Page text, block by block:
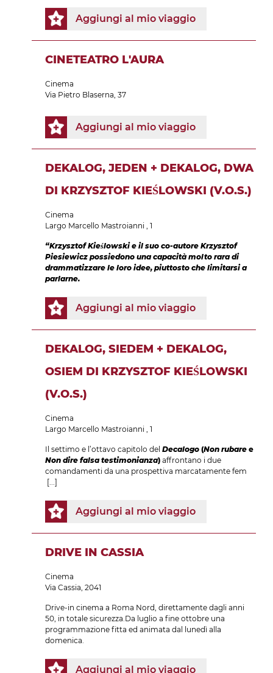
Aggiungi al mio viaggio
CINETEATRO L'AURA
Cinema
Via Pietro Blaserna, 37
Aggiungi al mio viaggio
DEKALOG, JEDEN + DEKALOG, DWA
DI KRZYSZTOF KIEŚLOWSKI (V.O.S.)
Cinema
Largo Marcello Mastroianni , 1
“Krzysztof Kieślowski e il suo co-autore Krzysztof
Piesiewicz possiedono una capacità molto rara di
drammatizzare le loro idee, piuttosto che limitarsi a
parlarne.
Aggiungi al mio viaggio
DEKALOG, SIEDEM + DEKALOG,
OSIEM DI KRZYSZTOF KIEŚLOWSKI
(V.O.S.)
Cinema
Largo Marcello Mastroianni , 1
Il settimo e l’ottavo capitolo del Decalogo (Non rubare e
Non dire falsa testimonianza) affrontano i due
comandamenti da una prospettiva marcatamente fem
[...]
Aggiungi al mio viaggio
DRIVE IN CASSIA
Cinema
Via Cassia, 2041
Drive-in cinema a Roma Nord, direttamente dagli anni
50, in totale sicurezza.Da luglio a fine ottobre una
programmazione fitta ed animata dal lunedì alla
domenica.
Aggiungi al mio viaggio